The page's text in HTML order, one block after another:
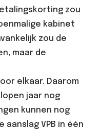
zou
kabinet
zou de
maar de
elkaar. Daarom
jaar nog
kunnen nog
aanslag VPB in één